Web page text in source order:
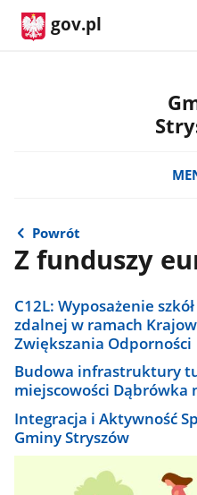
gov.pl
Powrót
Z funduszy
C12L: Wyposażenie
zdalnej w ramach
Zwiększania Odporności
Budowa infrastruktury
miejscowości Dąbrówka
Integracja i Aktywność
Gminy Stryszów